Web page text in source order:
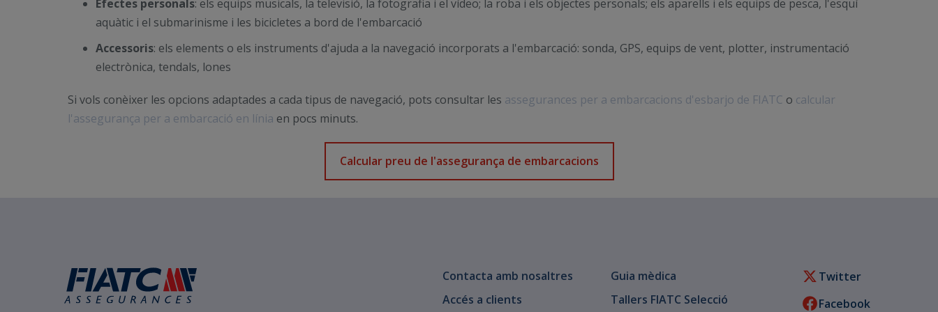
Efectes personals: els equips musicals, la televisió, la fotografia i el vídeo; la roba i els objectes personals; els aparells i els equips de pesca, l'esquí
aquàtic i el submarinisme i les bicicletes a bord de l'embarcació
Accessoris: els elements o els instruments d'ajuda a la navegació incorporats a l'embarcació: sonda, GPS, equips de vent, plotter, instrumentació
electrònica, tendals, lones
Si vols conèixer les opcions adaptades a cada tipus de navegació, pots consultar les assegurances per a embarcacions d'esbarjo de FIATC o calcular
l'assegurança per a embarcació en línia en pocs minuts.
Calcular preu de l'assegurança de embarcacions
Contacta amb nosaltres
Accés a clients
Guia mèdica
Tallers FIATC Selecció
Twitter
Facebook